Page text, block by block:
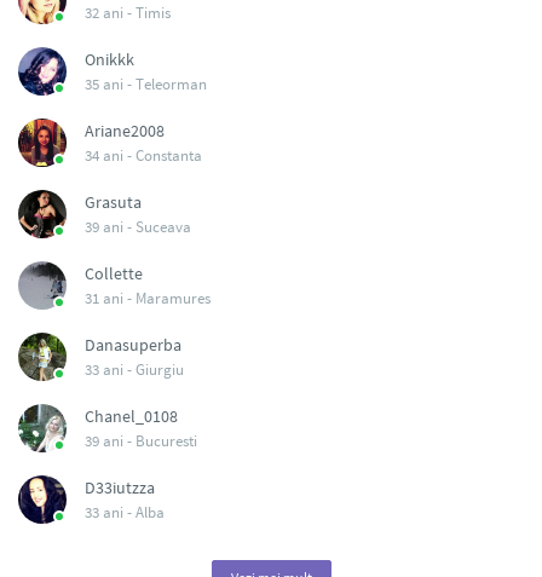
32 ani -Timis
Onikkk
35 ani -Teleorman
Ariane2008
34 ani -Constanta
Grasuta
39 ani - Suceava
Collette
31 ani - Maramures
Danasuperba
33 ani -Giurgiu
Chanel_0108
39 ani - Bucuresti
D33iutzza
33 ani -Alba